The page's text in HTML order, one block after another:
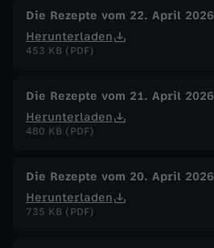
Die Rezepte vom 22. April 2026
Herunterladen
453 KB (PDF)
Die Rezepte vom 21. April 2026
Herunterladen
480 KB (PDF)
Die Rezepte vom 20. April 2026
Herunterladen
735 KB (PDF)